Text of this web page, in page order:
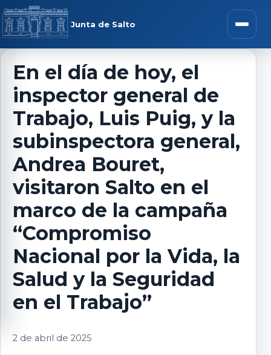
Saltar al contenido
Junta de Salto Abrir
menú
En el día de hoy, el
inspector general de
Trabajo, Luis Puig, y la
subinspectora general,
Andrea Bouret,
visitaron Salto en el
marco de la campaña
“Compromiso
Nacional por la Vida, la
Salud y la Seguridad
en el Trabajo”
2 de abril de 2025